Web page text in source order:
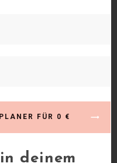
sprichst
in einemFÜR 0 €
deinem